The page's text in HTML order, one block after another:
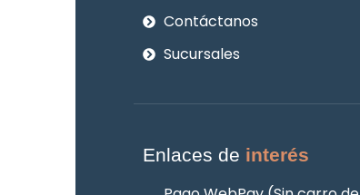
Contáctanos
Sucursales
Enlaces de interés